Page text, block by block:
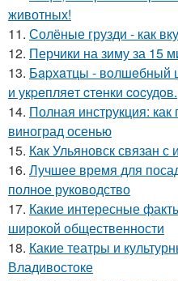
животных!
11. Солёные грузди - как
12. Перчики на зиму за 15
13. Бapхaтцы - вoлшeбный
и укpeпляeт cтeнки cocудoв.
14. Полная инструкция:
виноград осенью
15. Как Ульяновск связан
16. Лучшее время для
полное руководство
17. Какие интересные
широкой общественности
18. Какие театры и
Владивостоке